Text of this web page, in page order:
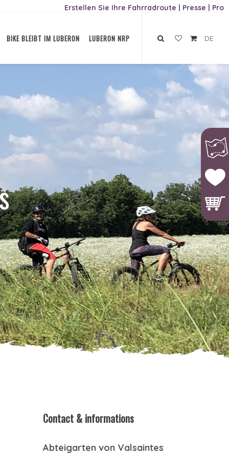
Erstellen Sie Ihre Fahrradroute | Presse | Pro
BIKE BLEIBT IM LUBERON LUBERON NRP DE
Contact & informations
Abteigarten von Valsaintes